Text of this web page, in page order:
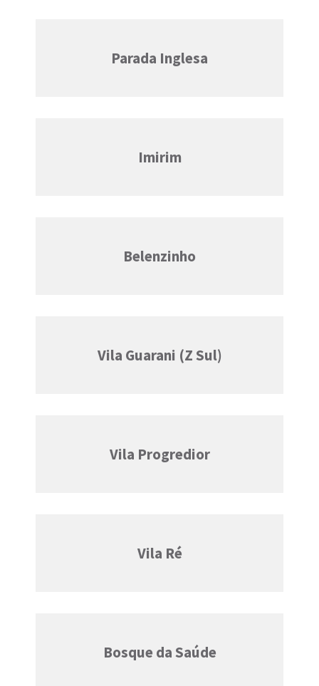
Parada Inglesa
Imirim
Belenzinho
Vila Guarani (Z Sul)
Vila Progredior
Vila Ré
Bosque da Saúde